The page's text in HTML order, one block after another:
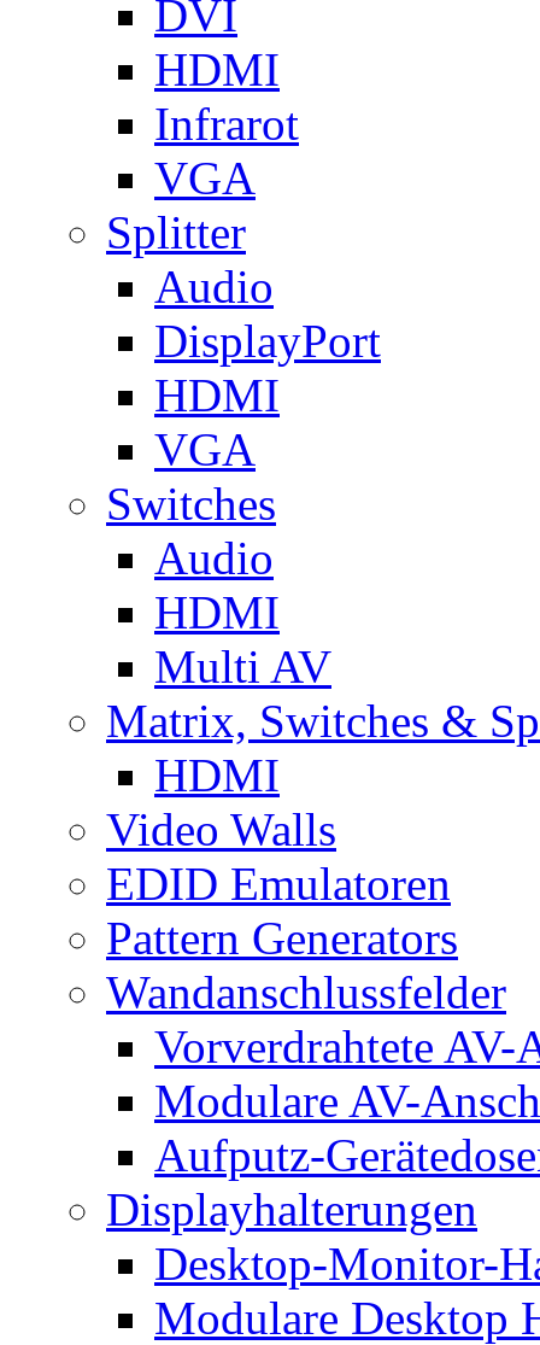
DVI
HDMI
Infrarot
VGA
Splitter
Audio
DisplayPort
HDMI
VGA
Switches
Audio
HDMI
Multi AV
Matrix, Switches &
HDMI
Video Walls
EDID Emulatoren
Pattern Generators
Wandanschlussfelder
Vorverdrahtete AV-
Modulare AV-
Aufputz-
Displayhalterungen
Desktop-Monitor-
Modulare Desktop